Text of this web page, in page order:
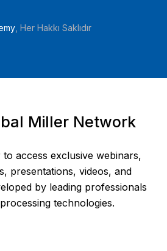
, Her Hakkı Saklıdır
Miller Network
access exclusive webinars,
presentations, videos, and
by leading professionals
technologies.